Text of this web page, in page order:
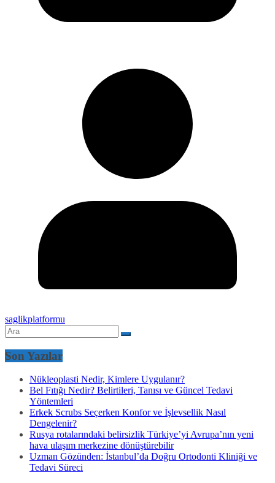
saglikplatformu
Son Yazılar
Nükleoplasti Nedir, Kimlere Uygulanır?
Bel Fıtığı Nedir? Belirtileri, Tanısı ve Güncel Tedavi
Yöntemleri
Erkek Scrubs Seçerken Konfor ve İşlevsellik Nasıl
Dengelenir?
Rusya rotalarındaki belirsizlik Türkiye’yi Avrupa’nın yeni
hava ulaşım merkezine dönüştürebilir
Uzman Gözünden: İstanbul’da Doğru Ortodonti Kliniği ve
Tedavi Süreci